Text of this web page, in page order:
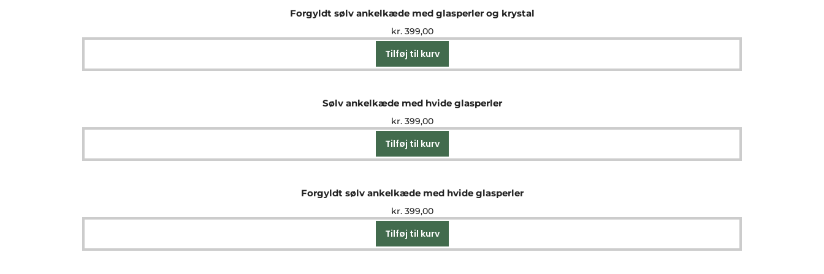
Forgyldt sølv ankelkæde med glasperler og krystal
kr.399,00
Tilføj til kurv
Sølv ankelkæde med hvide glasperler
kr.399,00
Tilføj til kurv
Forgyldt sølv ankelkæde med hvide glasperler
kr.399,00
Tilføj til kurv